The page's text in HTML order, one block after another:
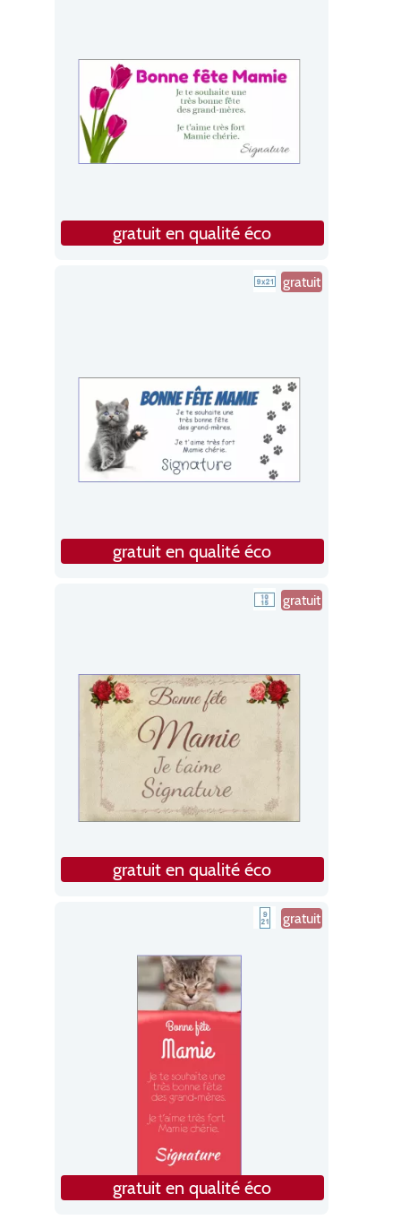
gratuit en qualité éco
gratuit
gratuit en qualité éco
gratuit
gratuit en qualité éco
gratuit
gratuit en qualité éco